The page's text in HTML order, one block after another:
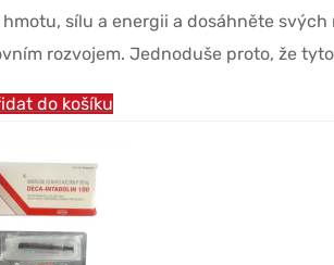
sílu a energii a dosáhněte
rozvojem. Jednoduše proto, že
do košíku